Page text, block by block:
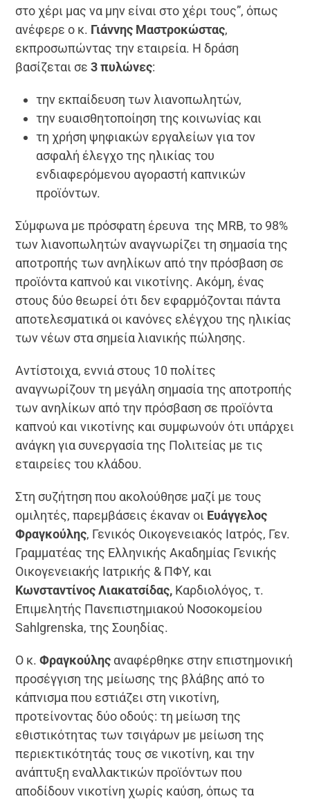
στο χέρι μας να μην είναι στο χέρι τους”, όπως
ανέφερε ο κ. Γιάννης Μαστροκώστας,
εκπροσωπώντας την εταιρεία. Η δράση
βασίζεται σε3 πυλώνες:
την εκπαίδευση των λιανοπωλητών,
την ευαισθητοποίηση της κοινωνίας και
τη χρήση ψηφιακών εργαλείων για τον
ασφαλή έλεγχο της ηλικίας του
ενδιαφερόμενου αγοραστή καπνικών
προϊόντων.
Σύμφωνα με πρόσφατη έρευνα της MRB, το 98%
των λιανοπωλητών αναγνωρίζει τη σημασία της
αποτροπής των ανηλίκων από την πρόσβαση σε
προϊόντα καπνού και νικοτίνης. Ακόμη, ένας
στους δύο θεωρεί ότι δεν εφαρμόζονται πάντα
αποτελεσματικά οι κανόνες ελέγχου της ηλικίας
των νέων στα σημεία λιανικής πώλησης.
Αντίστοιχα, εννιά στους 10 πολίτες
αναγνωρίζουν τη μεγάλη σημασία της αποτροπής
των ανηλίκων από την πρόσβαση σε προϊόντα
καπνού και νικοτίνης και συμφωνούν ότι υπάρχει
ανάγκη για συνεργασία της Πολιτείας με τις
εταιρείες του κλάδου.
Στη συζήτηση που ακολούθησε μαζί με τους
ομιλητές, παρεμβάσεις έκαναν οι Ευάγγελος
Φραγκούλης, Γενικός Οικογενειακός Ιατρός, Γεν.
Γραμματέας της Ελληνικής Ακαδημίας Γενικής
Οικογενειακής Ιατρικής & ΠΦΥ, και
Κωνσταντίνος Λιακατσίδας, Καρδιολόγος, τ.
Επιμελητής Πανεπιστημιακού Νοσοκομείου
Sahlgrenska, της Σουηδίας.
Ο κ. Φραγκούλης αναφέρθηκε στην επιστημονική
προσέγγιση της μείωσης της βλάβης από το
κάπνισμα που εστιάζει στη νικοτίνη,
προτείνοντας δύο οδούς: τη μείωση της
εθιστικότητας των τσιγάρων με μείωση της
περιεκτικότητάς τους σε νικοτίνη, και την
ανάπτυξη εναλλακτικών προϊόντων που
αποδίδουν νικοτίνη χωρίς καύση, όπως τα